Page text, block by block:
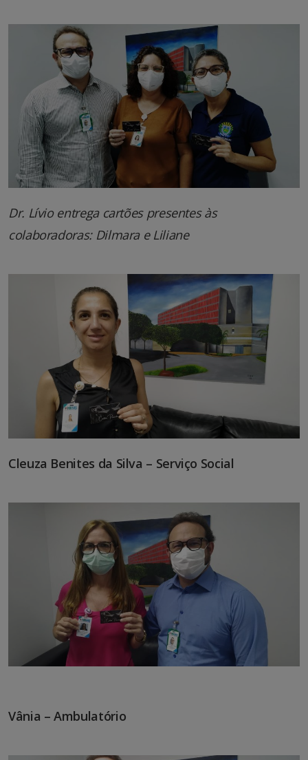
Dr. Lívio entrega cartões presentes às
colaboradoras: Dilmara e Liliane
Cleuza Benites da Silva – Serviço Social
Vânia – Ambulatório